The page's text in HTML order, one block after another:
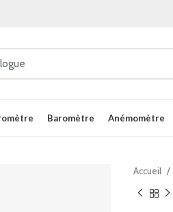
Baromètre Anémomètre
Accueil